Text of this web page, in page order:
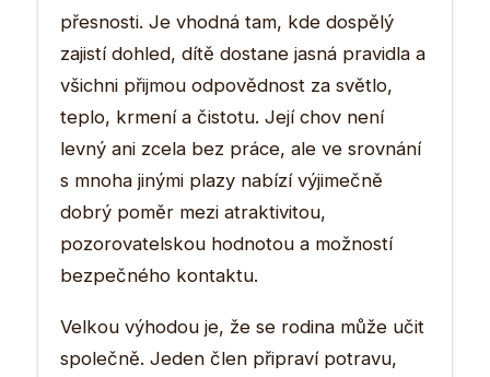
přesnosti. Je vhodná tam, kde dospělý
zajistí dohled, dítě dostane jasná pravidla a
všichni přijmou odpovědnost za světlo,
teplo, krmení a čistotu. Její chov není
levný ani zcela bez práce, ale ve srovnání
s mnoha jinými plazy nabízí výjimečně
dobrý poměr mezi atraktivitou,
pozorovatelskou hodnotou a možností
bezpečného kontaktu.
Velkou výhodou je, že se rodina může učit
společně. Jeden člen připraví potravu,